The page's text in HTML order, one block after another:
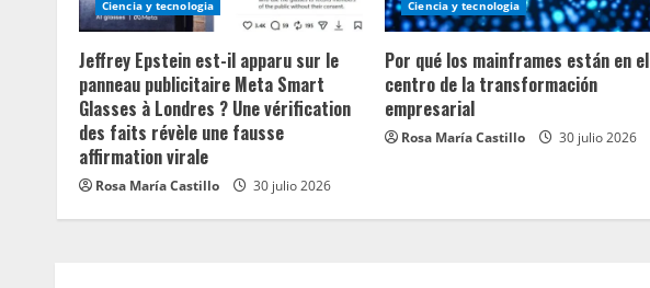
e
a
d
i
n
Ciencia y tecnologia
Jeffrey Epstein est-il apparu sur le
panneau publicitaire Meta Smart
Glasses à Londres ? Une vérification
des faits révèle une fausse
affirmation virale
Rosa María Castillo 30 julio 2026
Ciencia y tecnologia
Por qué los mainframes están en el
centro de la transformación
empresarial
Rosa María Castillo 30 julio 2026